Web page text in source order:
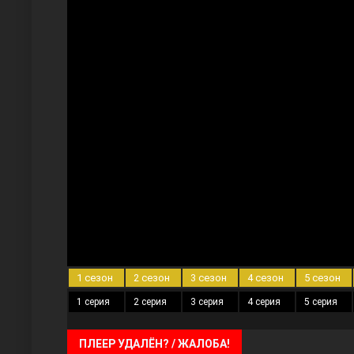
Ветреный холм
1 сезон 2 сезон 3 сезон 4 сезон 5 сезон
1 серия 2 серия 3 серия 4 серия 5 серия
ПЛЕЕР УДАЛЁН? / ЖАЛОБА!